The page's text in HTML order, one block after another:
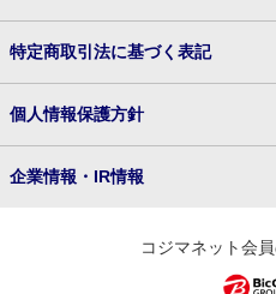
特定商取引法に基づく表記
個人情報保護方針
企業情報・IR情報
コジマネット会